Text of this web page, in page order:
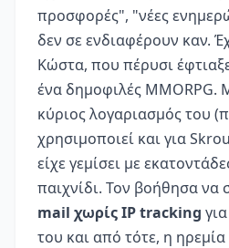
προσφορές", "νέες
δεν σε ενδιαφέρουν καν.
Κώστα, που πέρυσι
ένα δημοφιλές MMORPG.
κύριος λογαριασμός του
χρησιμοποιεί και για
είχε γεμίσει με
παιχνίδι. Τον βοήθησα να
mail χωρίς IP tracking
του και από τότε, η